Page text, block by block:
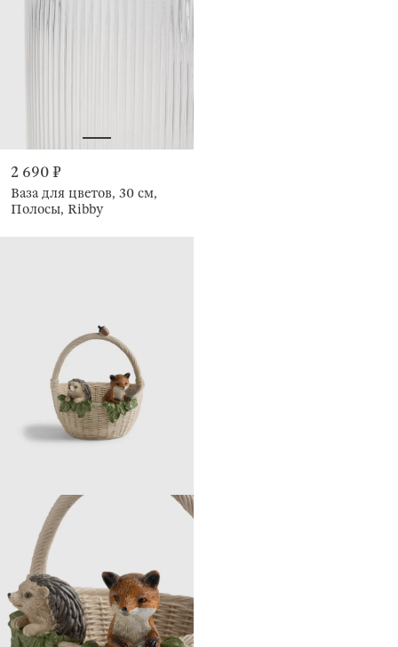
2 690 ₽
Ваза для цветов, 30 см,
Полосы, Ribby